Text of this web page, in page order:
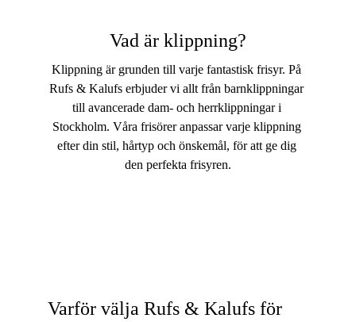
Vad är klippning?
Klippning är grunden till varje fantastisk frisyr. På
Rufs & Kalufs erbjuder vi allt från barnklippningar
till avancerade dam- och herrklippningar i
Stockholm. Våra frisörer anpassar varje klippning
efter din stil, hårtyp och önskemål, för att ge dig
den perfekta frisyren.
Varför välja Rufs & Kalufs för